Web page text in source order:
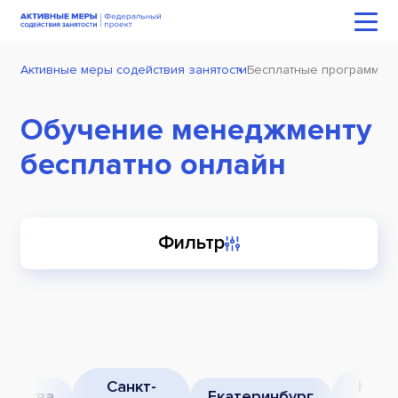
Активные меры содействия занятостиБесплатные программы
Обучение менеджменту
бесплатно онлайн
Фильтр
Санкт-